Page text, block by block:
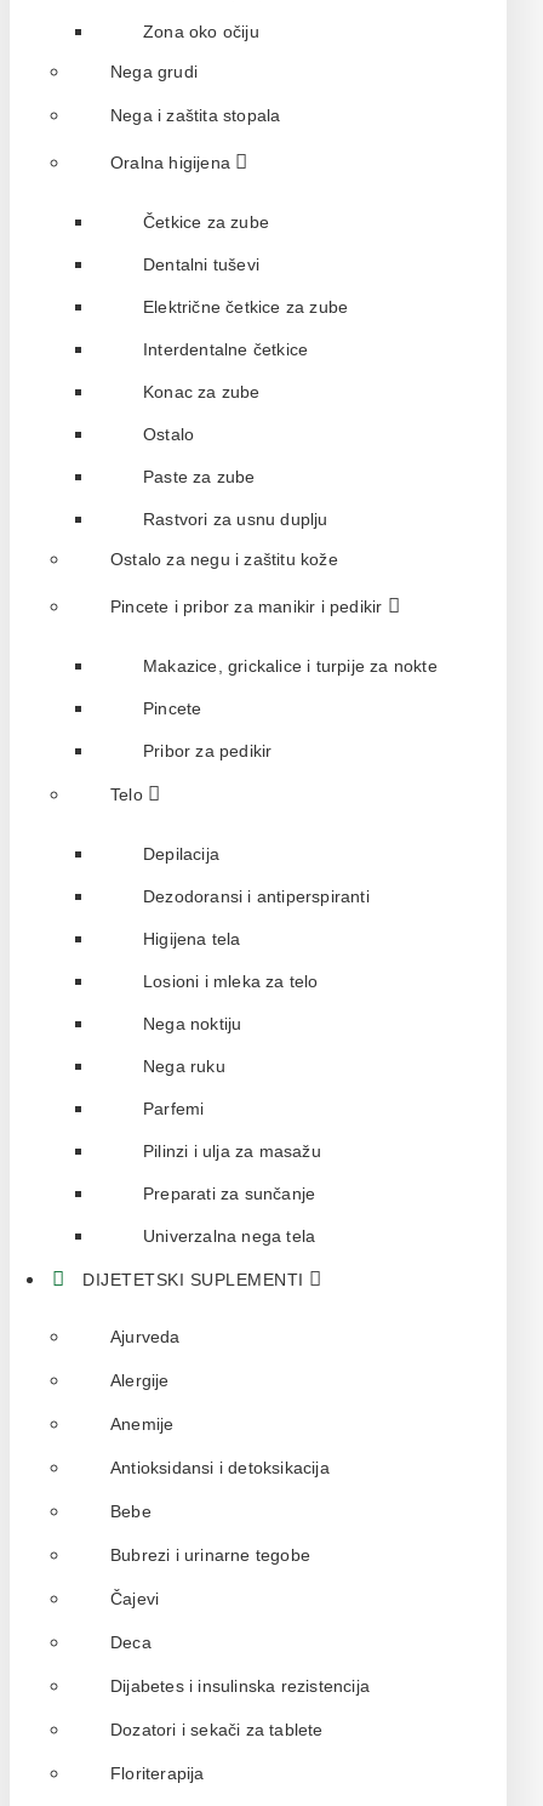
Zona oko očiju
Nega grudi
Nega i zaštita stopala
Oralna higijena
Četkice za zube
Dentalni tuševi
Električne četkice za zube
Interdentalne četkice
Konac za zube
Ostalo
Paste za zube
Rastvori za usnu duplju
Ostalo za negu i zaštitu kože
Pincete i pribor za manikir i pedikir
Makazice, grickalice i turpije za nokte
Pincete
Pribor za pedikir
Telo
Depilacija
Dezodoransi i antiperspiranti
Higijena tela
Losioni i mleka za telo
Nega noktiju
Nega ruku
Parfemi
Pilinzi i ulja za masažu
Preparati za sunčanje
Univerzalna nega tela
DIJETETSKI SUPLEMENTI
Ajurveda
Alergije
Anemije
Antioksidansi i detoksikacija
Bebe
Bubrezi i urinarne tegobe
Čajevi
Deca
Dijabetes i insulinska rezistencija
Dozatori i sekači za tablete
Floriterapija